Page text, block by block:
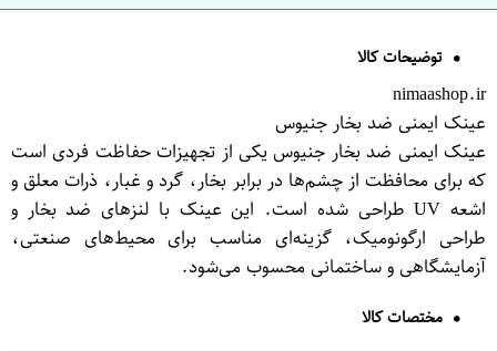
توضیحات کالا
nimaashop.ir
عینک ایمنی ضد بخار جنیوس
عینک ایمنی ضد بخار جنیوس یکی از تجهیزات حفاظت فردی است
که برای محافظت از چشم‌ها در برابر بخار، گرد و غبار، ذرات معلق و
اشعه UV طراحی شده است. این عینک با لنزهای ضد بخار و
طراحی ارگونومیک، گزینه‌ای مناسب برای محیط‌های صنعتی،
آزمایشگاهی و ساختمانی محسوب می‌شود.
مختصات کالا